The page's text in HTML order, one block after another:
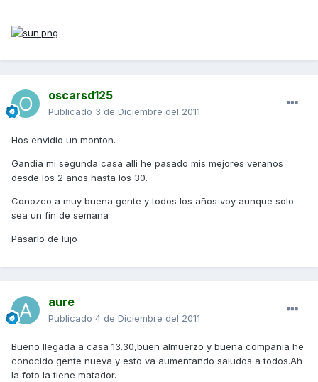
oscarsd125
Publicado 3 de Diciembre del 2011
Hos envidio un monton.
Gandia mi segunda casa alli he pasado mis mejores veranos
desde los 2 años hasta los 30.
Conozco a muy buena gente y todos los años voy aunque solo
sea un fin de semana
Pasarlo de lujo
aure
Publicado 4 de Diciembre del 2011
Bueno llegada a casa 13.30,buen almuerzo y buena compañia he
conocido gente nueva y esto va aumentando saludos a todos.Ah
la foto la tiene matador.